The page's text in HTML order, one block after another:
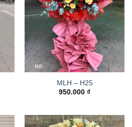
MLH – H25
950.000 ₫